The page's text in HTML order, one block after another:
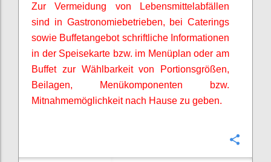
Zur Vermeidung von Lebensmittelabfällen
sind in Gastronomiebetrieben, bei Caterings
sowie Buffetangebot schriftliche Informationen
in der Speisekarte bzw. im Menüplan oder am
Buffet zur Wählbarkeit von Portionsgrößen,
Beilagen, Menükomponenten bzw.
Mitnahmemöglichkeit nach Hause zu geben.